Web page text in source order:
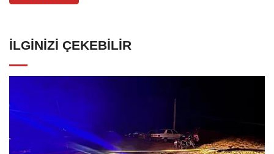
İLGINIZI ÇEKEBILIR